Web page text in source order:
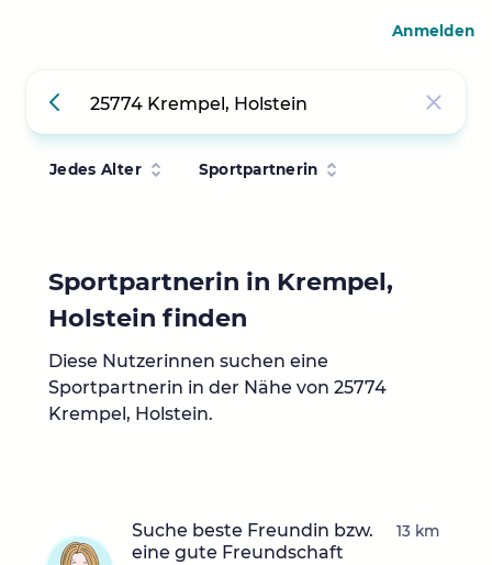
Jedes Alter Sportpartnerin
Sportpartnerin in Krempel,
Holstein finden
Diese Nutzerinnen suchen eine
Sportpartnerin in der Nähe von 25774
Krempel, Holstein.
Suche beste Freundin bzw.
eine gute Freundschaft
13 km
Anmelden